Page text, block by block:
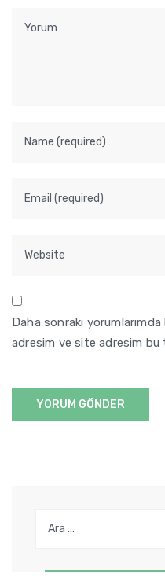
Daha sonraki yorumlarımda
adresim ve site adresim bu